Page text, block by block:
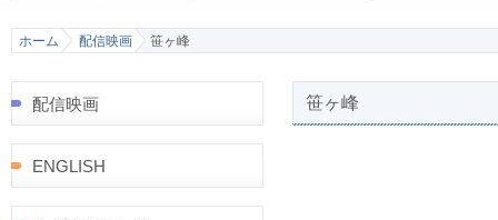
ホーム 配信映画 笹ヶ峰
笹ヶ峰
配信映画
ENGLISH